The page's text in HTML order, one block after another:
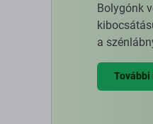
Bolygónk
a